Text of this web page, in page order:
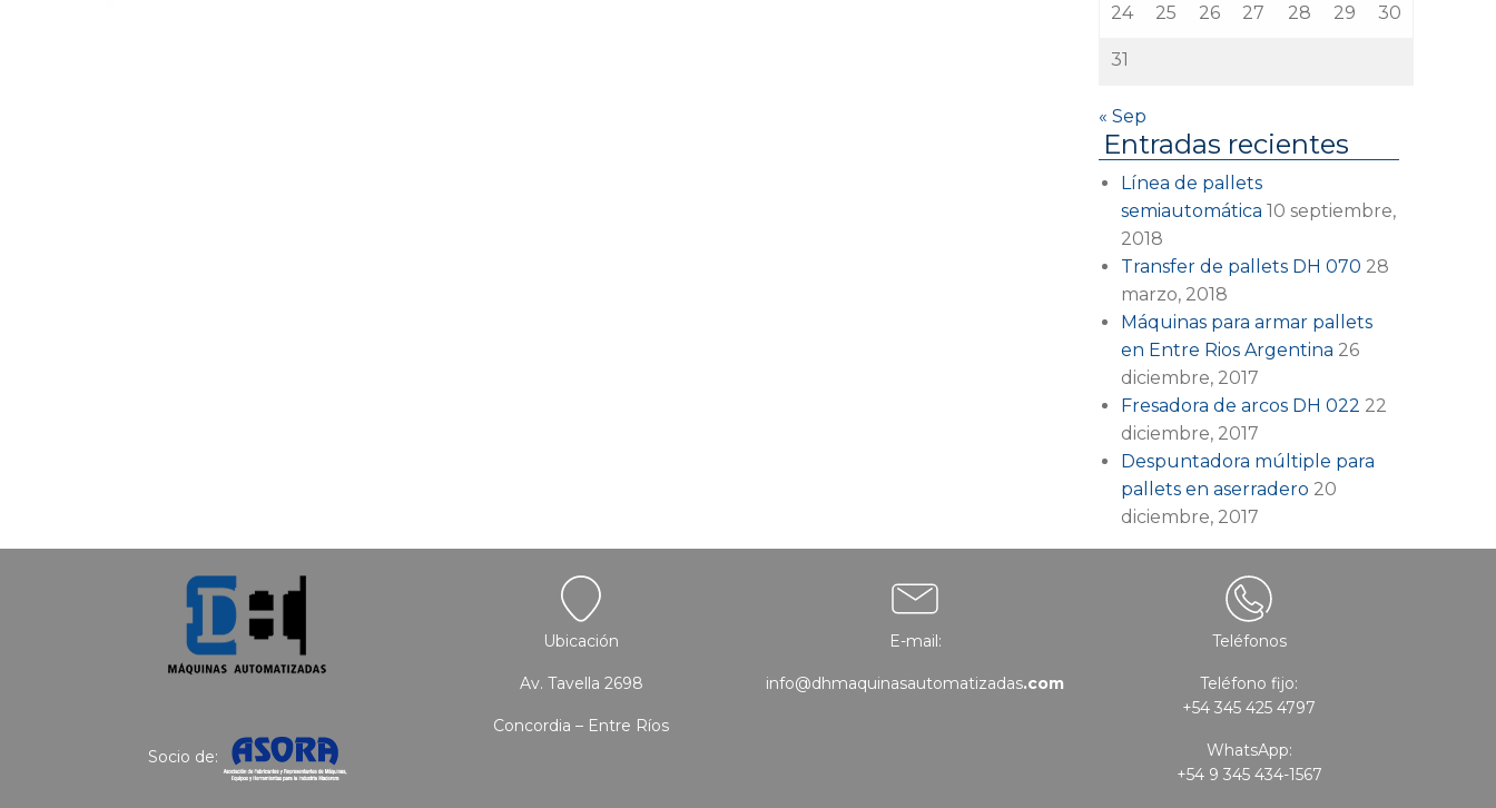
24 25 26 27 28 29 30
31
« Sep
Entradas recientes
Línea de pallets
semiautomática 10 septiembre,
2018
Transfer de pallets DH 070 28
marzo, 2018
Máquinas para armar pallets
en Entre Rios Argentina 26
diciembre, 2017
Fresadora de arcos DH 022 22
diciembre, 2017
Despuntadora múltiple para
pallets en aserradero 20
diciembre, 2017
Socio de:
Ubicación
Av. Tavella 2698
Concordia – Entre Ríos
E-mail:
info@dhmaquinasautomatizadas.com
Teléfonos
Teléfono fijo:
+54 345 425 4797
WhatsApp:
+54 9 345 434-1567